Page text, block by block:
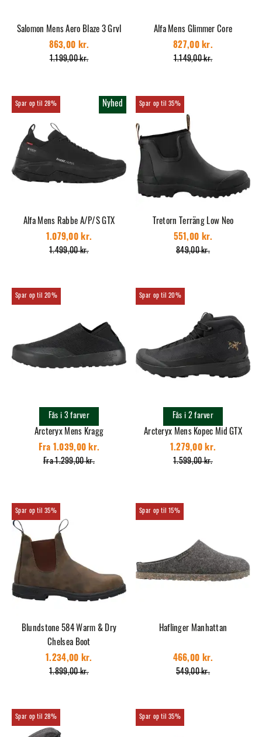
Salomon Mens Aero Blaze 3 Grvl
1.199,00 kr.
863,00 kr.
Alfa Mens Glimmer Core
1.149,00 kr.
827,00 kr.
28% Nyhed
Alfa Mens Rabbe A/P/S GTX
1.499,00 kr.
1.079,00 kr.
35%
Tretorn Terräng Low Neo
849,00 kr.
551,00 kr.
20%
Arcteryx Mens Kragg
Fra 1.299,00 kr.
Fra 1.039,00 kr.
Fås i 3 farver
20%
Arcteryx Mens Kopec Mid GTX
1.599,00 kr.
1.279,00 kr.
Fås i 2 farver
35%
Blundstone 584 Warm & Dry
Chelsea Boot
1.899,00 kr.
1.234,00 kr.
15%
Haflinger Manhattan
549,00 kr.
466,00 kr.
28% 35%